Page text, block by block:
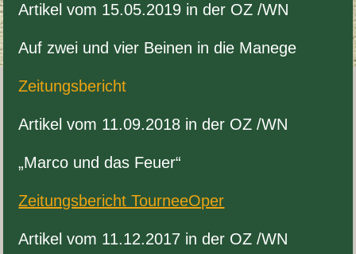
Artikel vom 15.05.2019 in der OZ /​WN
Auf zwei und vier Beinen in die Manege
Zeitungs­bericht
Artikel vom 11.09.2018 in der OZ /​WN
„Marco und das Feuer“
Zeitungs­bericht TourneeOper
Artikel vom 11.12.2017 in der OZ /​WN